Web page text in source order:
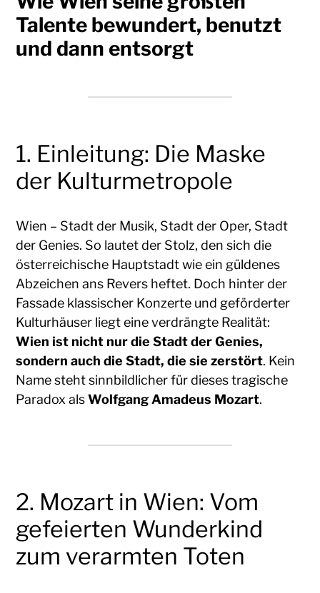
Talente bewundert, benutzt
und dann entsorgt
1. Einleitung: Die Maske
der Kulturmetropole
Wien – Stadt der Musik, Stadt der Oper, Stadt
der Genies. So lautet der Stolz, den sich die
österreichische Hauptstadt wie ein güldenes
Abzeichen ans Revers heftet. Doch hinter der
Fassade klassischer Konzerte und geförderter
Kulturhäuser liegt eine verdrängte Realität:
Wien ist nicht nur die Stadt der Genies,
sondern auch die Stadt, die sie zerstört. Kein
Name steht sinnbildlicher für dieses tragische
Paradox alsWolfgang Amadeus Mozart.
2. Mozart in Wien: Vom
gefeierten Wunderkind
zum verarmten Toten